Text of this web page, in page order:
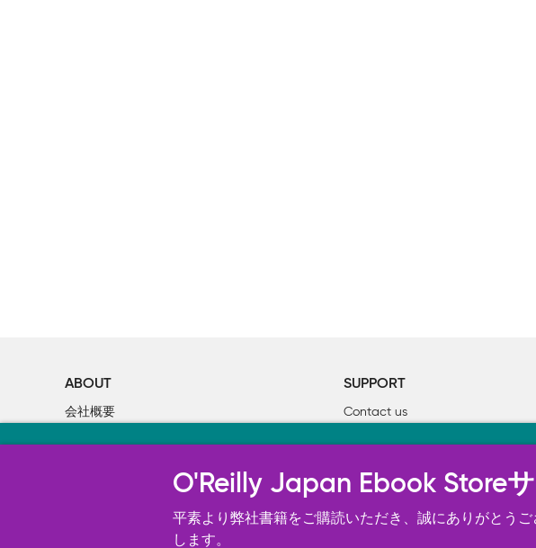
ABOUT
会社概要
SUPPORT
Contact us
オライリー・ジャパンのWeb サイトは正常に機能する
況の分析、ユーザー・エクスペリエンスの向上、広告
す。 詳細については
O'Reilly Japan Ebook Store
平素より弊社書籍をご購読いただき、誠にありがとう
します。